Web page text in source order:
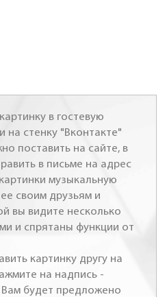
в гостевую
стенку "Вконтакте"
поставить на сайте, в
в письме на адрес
музыкальную
своим друзьям и
вы видите несколько
и спрятаны функции от
картинку другу на
на надпись -
Вам будет предложено